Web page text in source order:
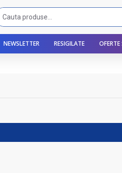
NEWSLETTER RESIGILATE OFERTE